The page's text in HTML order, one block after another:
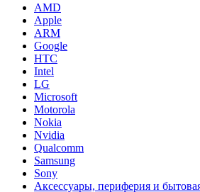
AMD
Apple
ARM
Google
HTC
Intel
LG
Microsoft
Motorola
Nokia
Nvidia
Qualcomm
Samsung
Sony
Аксессуары, периферия и